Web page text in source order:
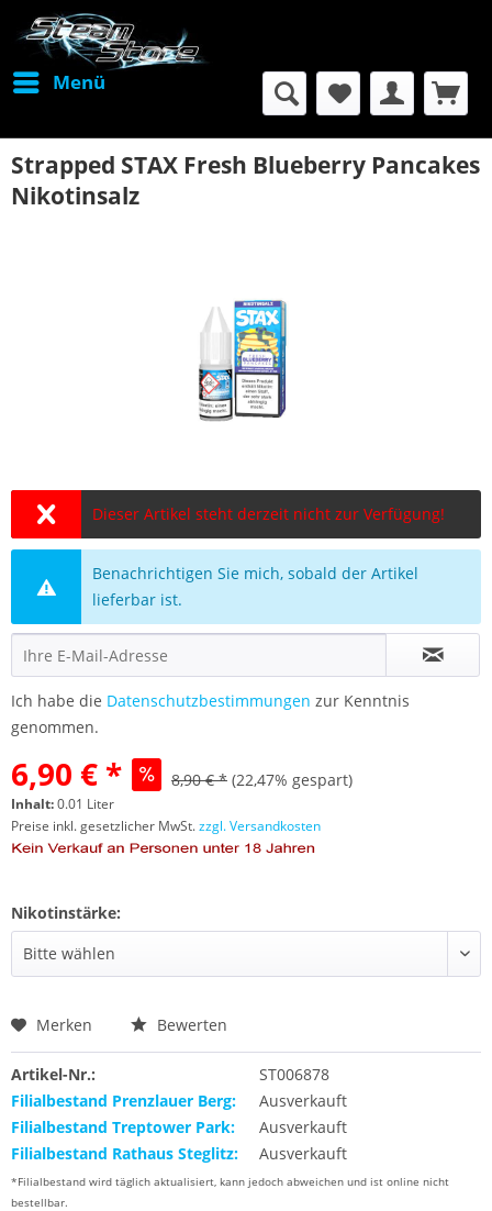
Menü
Strapped STAX Fresh Blueberry Pancakes
Nikotinsalz
Dieser Artikel steht derzeit nicht zur Verfügung!
Benachrichtigen Sie mich, sobald der Artikel
lieferbar ist.
Ich habe die Datenschutzbestimmungen zur Kenntnis
genommen.
6,90 € * 8,90 € * (22,47% gespart)
Inhalt:0.01 Liter
Preise inkl. gesetzlicher MwSt.zzgl. Versandkosten
Nikotinstärke:
Merken Bewerten
Artikel-Nr.:
ST006878
Filialbestand Prenzlauer Berg:
Ausverkauft
Filialbestand Treptower Park:
Ausverkauft
Filialbestand Rathaus Steglitz:
Ausverkauft
*Filialbestand wird täglich aktualisiert, kann jedoch abweichen und ist online nicht
bestellbar.